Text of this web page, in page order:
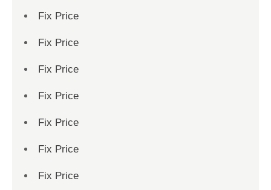
Fix Price
Fix Price
Fix Price
Fix Price
Fix Price
Fix Price
Fix Price